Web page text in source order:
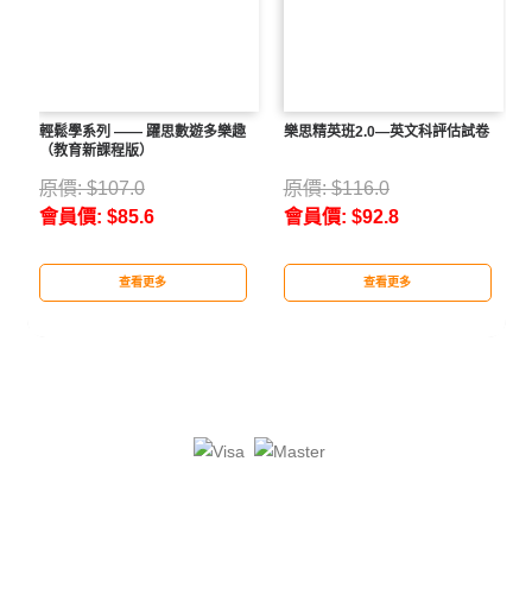
輕鬆學系列 —— 躍思數遊多樂趣
（教育新課程版）
原價:$107.0
會員價: $85.6
查看更多
樂思精英班2.0—英文科評估試卷
原價:$116.0
會員價: $92.8
查看更多